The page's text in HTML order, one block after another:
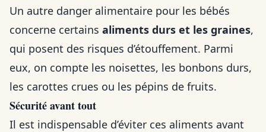
Un autre danger alimentaire pour les bébés
concerne certains aliments durs et les graines,
qui posent des risques d’étouffement. Parmi
eux, on compte les noisettes, les bonbons durs,
les carottes crues ou les pépins de fruits.
Sécurité avant tout
Il est indispensable d’éviter ces aliments avant